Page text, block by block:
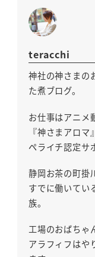
teracchi
神社の神さまの
た煮ブログ。
お仕事はアニメ
『神さまアロ
ペライチ認定サ
静岡お茶の町掛
すでに働いてい
族。
工場のおばちゃ
アラフィフはや